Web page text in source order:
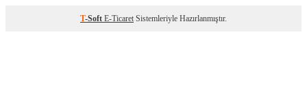
T-Soft E-Ticaret Sistemleriyle Hazırlanmıştır.